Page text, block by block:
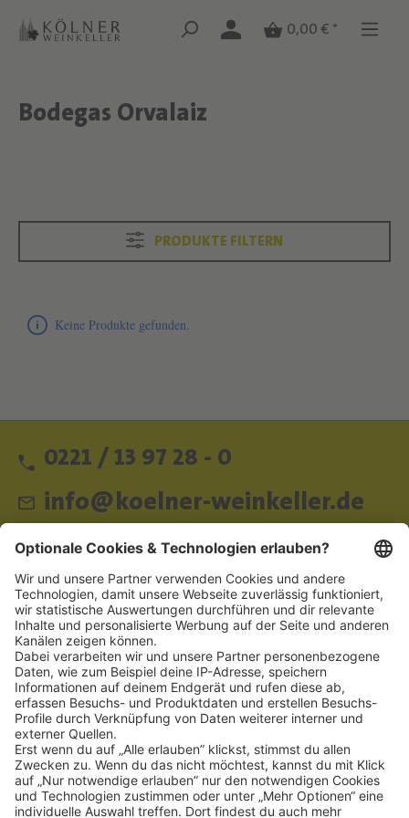
Zum Hauptinhalt springen
Zum Hauptinhalt springen
0,00 € *
Text überspringen
Bodegas Orvalaiz
Text überspringen
PRODUKTE FILTERN
Keine Produkte gefunden.
0221 / 13 97 28 - 0
info@koelner-weinkeller.de
Schnellzugriff
ZAHLUNGSMETHODEN
SOCIAL
NEWSLETTER
BESUCHEN SIE UNS